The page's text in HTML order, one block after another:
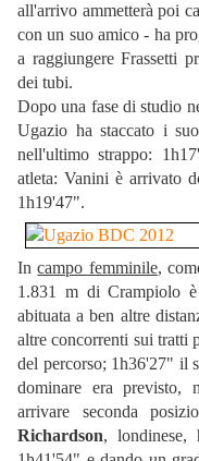
all'arrivo ammetterà poi
con un suo amico - ha
a raggiungere Frassetti
dei tubi.
Dopo una fase di studio
Ugazio ha staccato i
nell'ultimo strappo:
atleta: Vanini è arrivato
1h19'47".
Incampo femminile,
1.831 m di Crampiolo è
abituata a ben altre
altre concorrenti sui tratti
del percorso; 1h36'27" il
dominare era previsto,
arrivare seconda
Richardson, londinese,